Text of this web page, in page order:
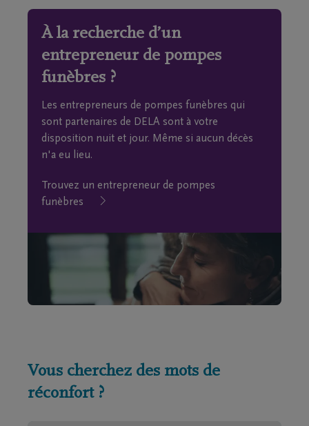
À la recherche d’un
entrepreneur de pompes
funèbres ?
Les entrepreneurs de pompes funèbres qui
sont partenaires de DELA sont à votre
disposition nuit et jour. Même si aucun décès
n'a eu lieu.
Trouvez un entrepreneur de pompes
funèbres
Vous cherchez des mots de
réconfort ?